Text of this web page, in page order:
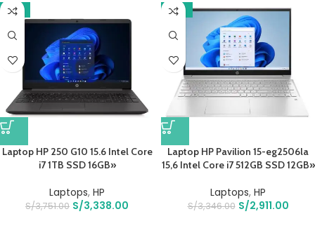
-11%
Laptop HP 250 G10 15.6 Intel Core
i7 1TB SSD 16GB»
Laptops, HP
S/3,751.00 S/3,338.00
-13%
Laptop HP Pavilion 15-eg2506la
15,6 Intel Core i7 512GB SSD 12GB»
Laptops, HP
S/3,346.00 S/2,911.00